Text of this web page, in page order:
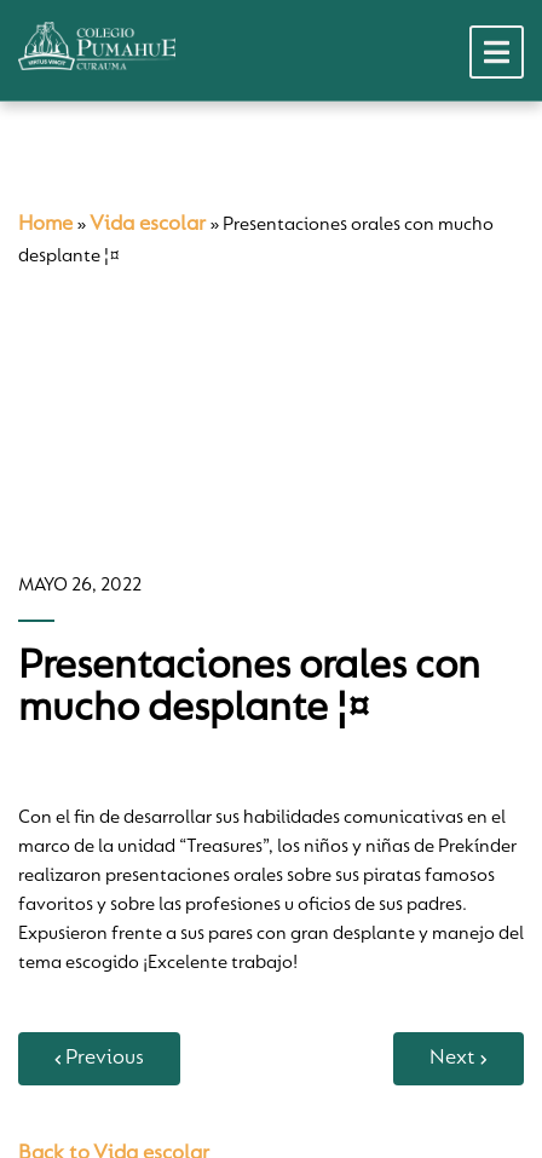
Home » Vida escolar» Presentaciones orales con mucho
desplante ¦¤
MAYO 26, 2022
Presentaciones orales con
mucho desplante ¦¤
Con el fin de desarrollar sus habilidades comunicativas en el
marco de la unidad “Treasures”, los niños y niñas de Prekínder
realizaron presentaciones orales sobre sus piratas famosos
favoritos y sobre las profesiones u oficios de sus padres.
Expusieron frente a sus pares con gran desplante y manejo del
tema escogido ¡Excelente trabajo!
Previous Next